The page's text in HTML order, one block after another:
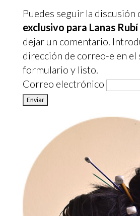
Puedes seguir la discusión
exclusivo para Lanas Rubí
dejar un comentario.
dirección de correo-e en el
formulario y listo.
Correo electrónico